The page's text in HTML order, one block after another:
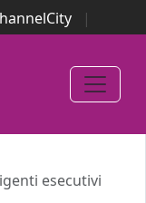
|
| Italian Channel
Italian Security
esecutivi